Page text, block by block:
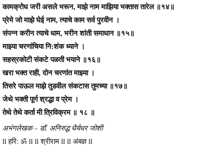
कामक्रोध जरी असले भरून, माझे नाम माझिया भक्तास तारेल ॥१४॥
प्रेमे जो माझे घेई नाम, त्याचे काम सर्व पुरवीन ।
संपन्न करीन त्याचे धाम, भरीन शांती समाधान ॥१५॥
माझ्या चरणांचिया नि:शंक ध्याने ।
सहस्रकोटी संकटे पळती भयाने ॥१६॥
खरा भक्त राही, दोन चरणांत माझ्या ।
तिसरे पाऊल माझे तुडवील संकटास तुमच्या ॥१७॥
जेथे भक्ती पूर्ण श्रद्धा व प्रेम ।
तेथे तेथे कर्ता मी त्रिविक्रम ॥ १८ ॥
अभंगलेखक – डॉ. अनिरुद्ध धैर्यधर जोशी
ll हरि: ॐ ll ll श्रीराम ll ll अंबज्ञ ll